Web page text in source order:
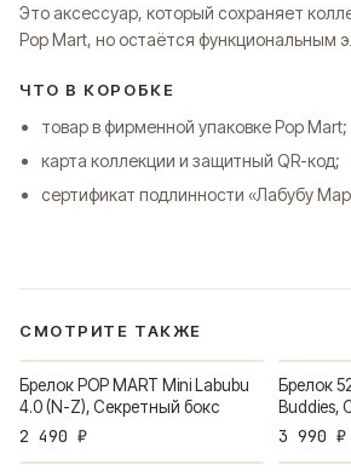
Это аксессуар, который сохраняет
Pop Mart, но остаётся функциональным
ЧТО В КОРОБКЕ
товар в фирменной упаковке Pop Mart;
карта коллекции и защитный QR-код;
сертификат подлинности «Лабубу
СМОТРИТЕ ТАКЖЕ
Брелок POP MART Mini Labubu
4.0 (N-Z), Секретный бокс
2 490 ₽
Брелок
Buddies,
3 990 ₽
Оплата
сегодня
Через
2 недели
Через
Как обычная оплата